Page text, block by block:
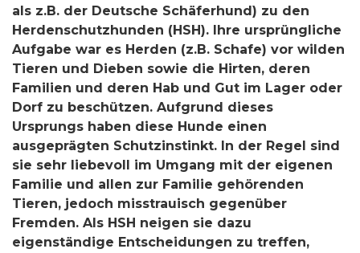
als z.B. der Deutsche Schäferhund) zu den
Herdenschutzhunden (HSH). Ihre ursprüngliche
Aufgabe war es Herden (z.B. Schafe) vor wilden
Tieren und Dieben sowie die Hirten, deren
Familien und deren Hab und Gut im Lager oder
Dorf zu beschützen. Aufgrund dieses
Ursprungs haben diese Hunde einen
ausgeprägten Schutzinstinkt. In der Regel sind
sie sehr liebevoll im Umgang mit der eigenen
Familie und allen zur Familie gehörenden
Tieren, jedoch misstrauisch gegenüber
Fremden. Als HSH neigen sie dazu
eigenständige Entscheidungen zu treffen,